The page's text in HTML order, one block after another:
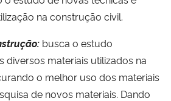
Regional
e dos Direitos Humanos
na construção civil.
busca o estudo
diversos materiais utilizados na
o melhor uso dos materiais
de novos materiais. Dando